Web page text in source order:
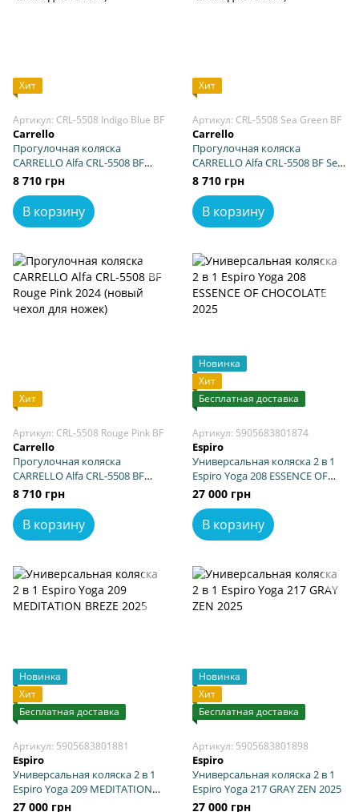
Хит
Артикул: CRL-5508 Indigo Blue BF
Carrello
Прогулочная коляска
CARRELLO Alfa CRL-5508 BF
Indigo Blue 2024 (новый чехол
для ножек)
8 710 грн
В корзину
Хит
Артикул: CRL-5508 Sea Green BF
Carrello
Прогулочная коляска
CARRELLO Alfa CRL-5508 BF Sea
Green 2024 (новый чехол для
8 710 грн
В корзину
Хит
Артикул: CRL-5508 Rouge Pink BF
Carrello
Прогулочная коляска
CARRELLO Alfa CRL-5508 BF
Rouge Pink 2024 (новый чехол
для ножек)
8 710 грн
В корзину
Новинка
Хит
Бесплатная доставка
Артикул: 5905683801874
Espiro
Универсальная коляска 2 в 1
Espiro Yoga 208 ESSENCE OF
CHOCOLATE 2025
27 000 грн
В корзину
Новинка
Хит
Бесплатная доставка
Артикул: 5905683801881
Espiro
Универсальная коляска 2 в 1
Espiro Yoga 209 MEDITATION
BREZE 2025
27 000 грн
Новинка
Хит
Бесплатная доставка
Артикул: 5905683801898
Espiro
Универсальная коляска 2 в 1
Espiro Yoga 217 GRAY ZEN 2025
27 000 грн